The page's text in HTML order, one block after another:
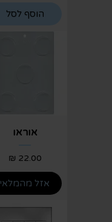
הוסף לסל
אוראו
מחיר
אזל מהמלאי